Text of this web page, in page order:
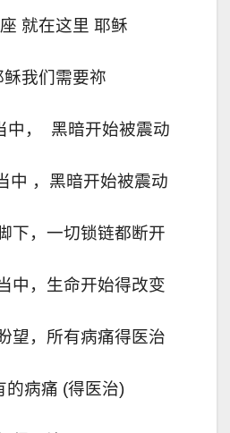
就在这里 耶稣
稣我们需要祢
， 黑暗开始被震动
中 ，黑暗开始被震动
下，一切锁链都断开
中，生命开始得改变
望，所有病痛得医治
的病痛 (得医治)